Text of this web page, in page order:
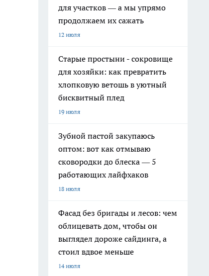
для участков — а мы упрямо
продолжаем их сажать
12 июля
Старые простыни - сокровище
для хозяйки: как превратить
хлопковую ветошь в уютный
бисквитный плед
19 июля
Зубной пастой закупаюсь
оптом: вот как отмываю
сковородки до блеска — 5
работающих лайфхаков
18 июля
Фасад без бригады и лесов: чем
облицевать дом, чтобы он
выглядел дороже сайдинга, а
стоил вдвое меньше
14 июля